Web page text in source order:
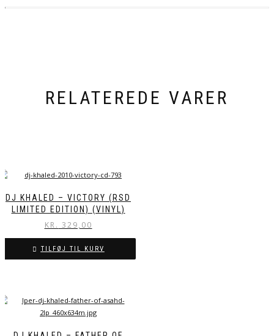
RELATEREDE VARER
DJ KHALED – VICTORY (RSD
LIMITED EDITION) (VINYL)
KR. 329,00
TILFØJ TIL KURV